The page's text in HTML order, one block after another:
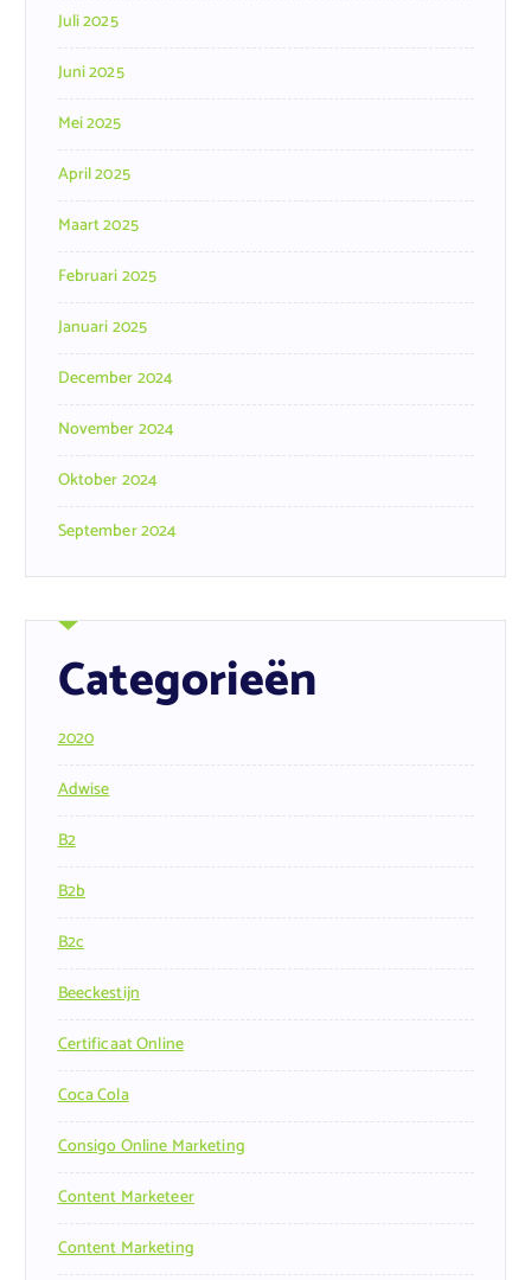
Juli 2025
Juni 2025
Mei 2025
April 2025
Maart 2025
Februari 2025
Januari 2025
December 2024
November 2024
Oktober 2024
September 2024
Categorieën
2020
Adwise
B2
B2b
B2c
Beeckestijn
Certificaat Online
Coca Cola
Consigo Online Marketing
Content Marketeer
Content Marketing